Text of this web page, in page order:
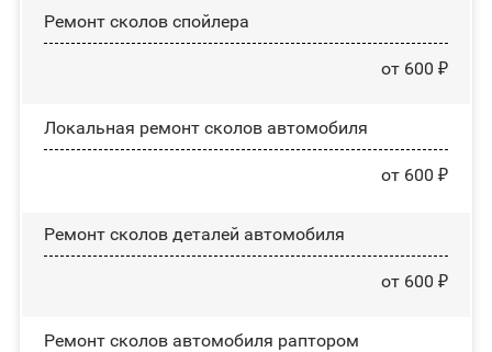
Ремонт сколов спойлера
от 600 ₽
Локальная ремонт сколов автомобиля
от 600 ₽
Ремонт сколов деталей автомобиля
от 600 ₽
Ремонт сколов автомобиля раптором